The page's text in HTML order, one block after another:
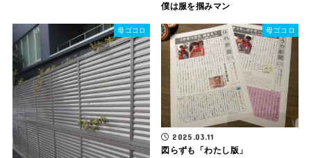
僕は服を掴みマン
母ゴコロ 母ゴコロ
2025.03.11
図らずも「わたし版」